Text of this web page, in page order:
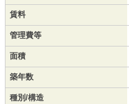
賃料
管理費等
面積
築年数
種別/構造